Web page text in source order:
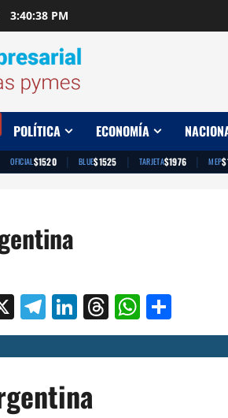
3:40:39 PM
POLÍTICA ECONOMÍA
OFICIAL$1520 | BLUE$1525 | TARJETA$1976 | MEP
X Telegram
LinkedIn
Threads